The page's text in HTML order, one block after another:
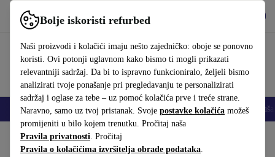
Bolje iskoristi refurbed
Naši proizvodi i kolačići imaju nešto zajedničko: oboje se ponovno
koristi. Ovi potonji uglavnom kako bismo ti mogli prikazati
relevantniji sadržaj. Da bi to ispravno funkcioniralo, željeli bismo
analizirati tvoje ponašanje pri pregledavanju te personalizirati
sadržaj i oglase za tebe – uz pomoć kolačića prve i treće strane.
Naravno, samo uz tvoj pristanak. Svoje postavke kolačića možeš
promijeniti u bilo kojem trenutku. Pročitaj naša
Pravila privatnosti. Pročitaj
Pravila o kolačićima izvršitelja obrade podataka.
Koristi refurbed brzo i jednostavno
Mobiteli Prijenosna računala Tableti Pametni satovi Dodaci
Početna stranica Proizvodi Prijenosna računala